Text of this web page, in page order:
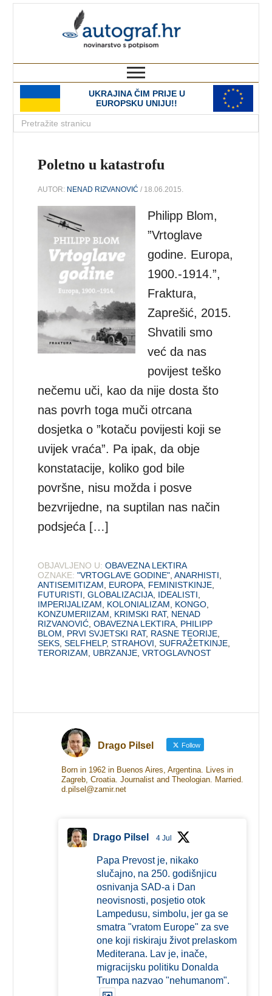
UKRAJINA ČIM PRIJE U
EUROPSKU UNIJU!!
Poletno u katastrofu
AUTOR: NENAD RIZVANOVIĆ / 18.06.2015.
Philipp Blom,
”Vrtoglave
godine. Europa,
1900.-1914.”,
Fraktura,
Zaprešić, 2015.
Shvatili smo
već da nas
povijest teško
nečemu uči, kao da nije dosta što
nas povrh toga muči otrcana
dosjetka o ”kotaču povijesti koji se
uvijek vraća”. Pa ipak, da obje
konstatacije, koliko god bile
površne, nisu možda i posve
bezvrijedne, na suptilan nas način
podsjeća […]
OBJAVLJENO U: OBAVEZNA LEKTIRA
OZNAKE: "VRTOGLAVE GODINE" ,ANARHISTI
ANTISEMITIZAM
EUROPA FEMINISTKINJE
FUTURISTI ,GLOBALIZACIJA IDEALISTI
IMPERIJALIZAM
KOLONIALIZAM KONGO
KONZUMERIIZAM
KRIMSKI RAT, NENAD
RIZVANOVIĆ ,OBAVEZNA LEKTIRA PHILIPP
BLOM
PRVI SVJETSKI RAT, RASNE TEORIJE
SEKS ,SELFHELP,STRAHOVI ,SUFRAŽETKINJE
TERORIZAM
UBRZANJE ,VRTOGLAVNOST
Drago Pilsel Follow
Born in 1962 in Buenos Aires, Argentina. Lives in
Zagreb, Croatia. Journalist and Theologian. Married.
d.pilsel@zamir.net
Drago Pilsel 4 Jul
Papa Prevost je, nikako
slučajno, na 250. godišnjicu
osnivanja SAD-a i Dan
neovisnosti, posjetio otok
Lampedusu, simbolu, jer ga se
smatra "vratom Europe" za sve
one koji riskiraju život prelaskom
Mediterana. Lav je, inače,
migracijsku politiku Donalda
Trumpa nazvao "nehumanom".